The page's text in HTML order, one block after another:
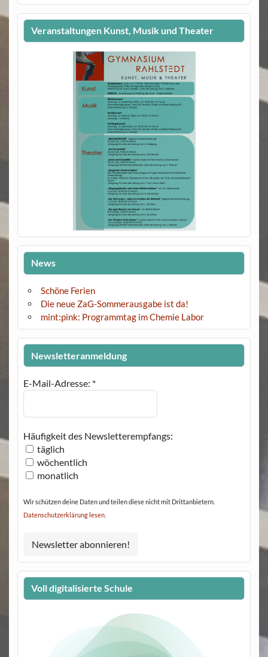
Veranstaltungen Kunst, Musik und Theater
News
Schöne Ferien
Die neue ZaG-Sommerausgabe ist da!
mint:pink: Programmtag im Chemie Labor
Newsletteranmeldung
E-Mail-Adresse: *
Häufigkeit des Newsletterempfangs:
täglich
wöchentlich
monatlich
Wir schützen deine Daten und teilen diese nicht mit Drittanbietern.
Datenschutzerklärung lesen.
Voll digitalisierte Schule